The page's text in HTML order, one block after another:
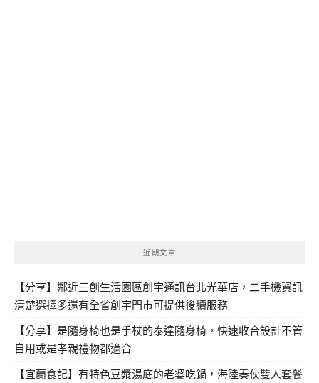
近期文章
【分享】鄰近三創生活園區創宇通訊台北光華店，二手機資訊
清楚選擇多還有全省創宇門市可提供後續服務
【分享】是隨身椅也是手杖的泰達隨身椅，快速收合設計不管
自用或是孝親禮物都適合
【宜蘭食記】有特色豆漿湯底的老婆吃鍋，海陸奏伙雙人套餐